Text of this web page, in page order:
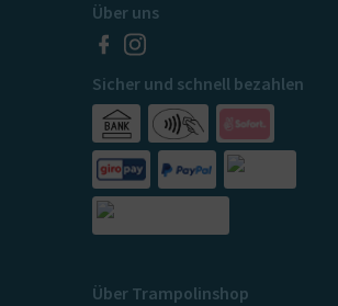
Über uns
Sicher und schnell bezahlen
Über Trampolinshop